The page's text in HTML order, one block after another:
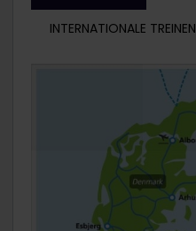
INTERNATIONALE TREINEN